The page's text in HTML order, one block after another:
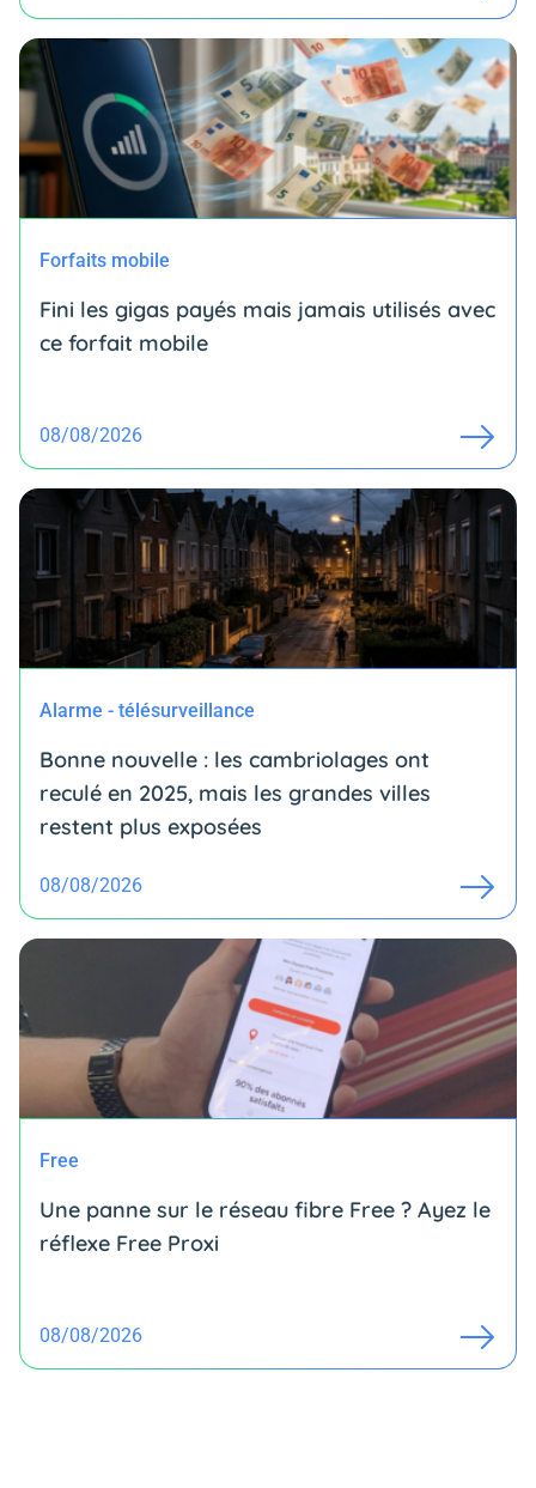
Forfaits mobile
Fini les gigas payés mais jamais utilisés avec
ce forfait mobile
08/08/2026
Alarme - télésurveillance
Bonne nouvelle : les cambriolages ont
reculé en 2025, mais les grandes villes
restent plus exposées
08/08/2026
Free
Une panne sur le réseau fibre Free ? Ayez le
réflexe Free Proxi
08/08/2026